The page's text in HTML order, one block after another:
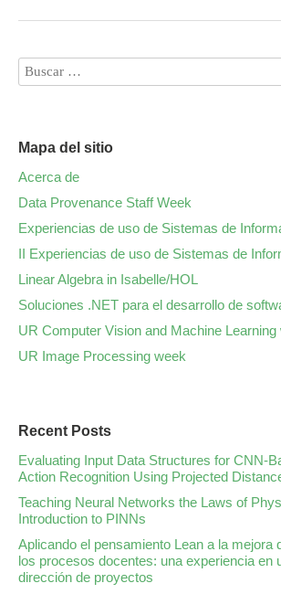
Mapa del sitio
Acerca de
Data Provenance Staff Week
Experiencias de uso de Sistemas de
II Experiencias de uso de Sistemas de
Linear Algebra in Isabelle/HOL
Soluciones .NET para el desarrollo de
UR Computer Vision and Machine Learning
UR Image Processing week
Recent Posts
Evaluating Input Data Structures for CNN-
Action Recognition Using Projected
Teaching Neural Networks the Laws of
Introduction to PINNs
Aplicando el pensamiento Lean a la mejora
los procesos docentes: una experiencia en
dirección de proyectos